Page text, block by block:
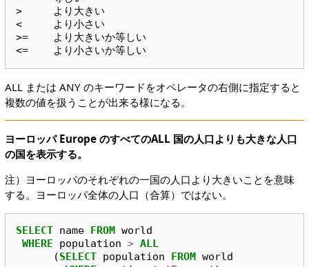
>     より大きい
<     より小さい
>=    より大きいか等しい
ALL または ANY のキーワードをオペレータの右側に指定すると
複数の値を扱うことが出来る様になる。
ヨーロッパ Europe のすべてのALL 国の人口よりも大きな人口
の国を表示する。
注）ヨーロッパのそれぞれの一国の人口より大きいことを意味
する。ヨーロッパ全体の人口（合算）ではない。
SELECT name FROM world
WHERE
population > ALL
(SELECT population FROM world